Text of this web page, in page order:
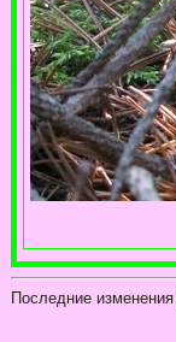
Последние